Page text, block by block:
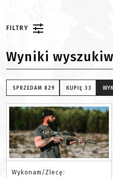
FILTRY
Wyniki
SPRZEDAM 829 KUPIĘ 33
Wykonam/Zlecę: